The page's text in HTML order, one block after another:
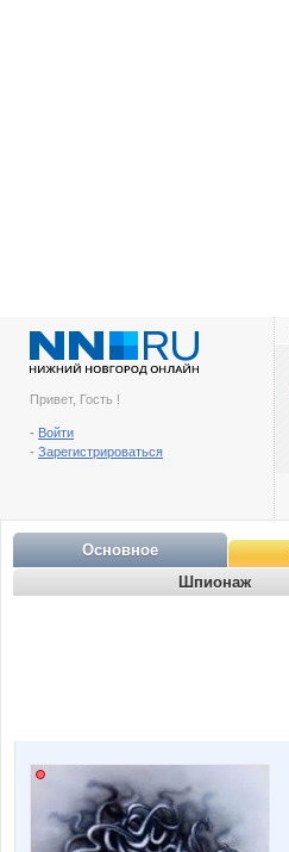
Привет, Гость !
- Войти
- Зарегистрироваться
Основное
Шпионаж